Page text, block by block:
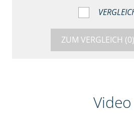
ZUM VERGLEICH (0)
Video